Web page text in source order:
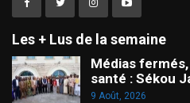
Les + Lus de la semaine
Médias
santé : Sékou
9 Août, 2026